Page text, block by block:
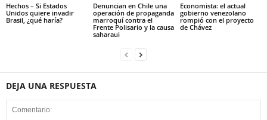
Hechos – Si Estados
Unidos quiere invadir
Brasil, ¿qué haría?
Denuncian en Chile una
operación de propaganda
marroquí contra el
Frente Polisario y la causa
saharaui
Economista: el actual
gobierno venezolano
rompió con el proyecto
de Chávez
DEJA UNA RESPUESTA